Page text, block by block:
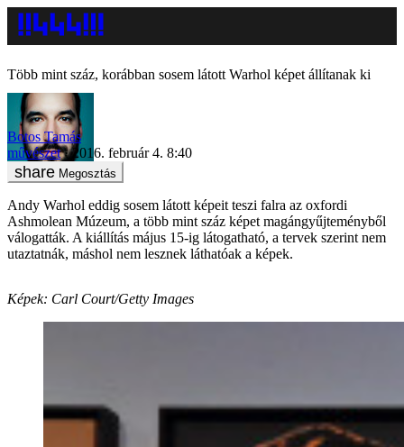
Több mint száz, korábban sosem látott Warhol képet állítanak ki
Botos Tamás
művészet
2016. február 4. 8:40
Megosztás
Andy Warhol eddig sosem látott képeit teszi falra az oxfordi
Ashmolean Múzeum, a több mint száz képet magángyűjteményből
válogatták. A kiállítás május 15-ig látogatható, a tervek szerint nem
utaztatnák, máshol nem lesznek láthatóak a képek.
Képek: Carl Court/Getty Images